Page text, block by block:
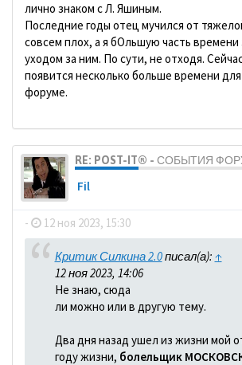
лично знаком с Л. Яшиным.
Последние годы отец мучился от
совсем плох, а я бОльшую часть времени
уходом за ним. По сути, не отходя.
появится несколько больше времени
форуме.
RE: POST-IT® - СОБЫТИЯ
Fil
- 12 ноя 2023, 15:30
Критик Силкина 2.0писал(а): ↑
12 ноя 2023, 14:06
Не знаю, сюда
ли можно или в другую тему.
Два дня назад ушел из жизни мой
году жизни, болельщик